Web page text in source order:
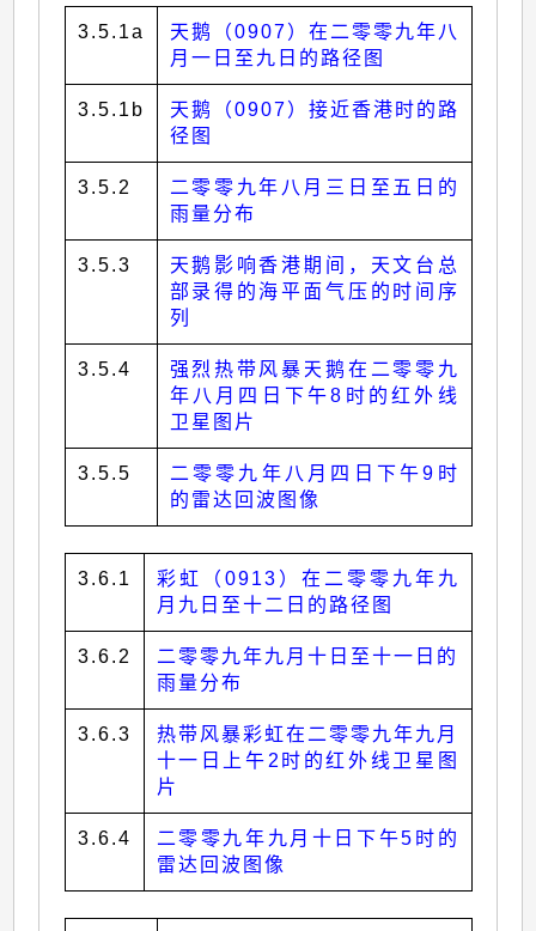
3.5.1a
天鹅（0907）在二零零九年八
月一日至九日的路径图
3.5.1b
天鹅（0907）接近香港时的路
径图
3.5.2
二零零九年八月三日至五日的
雨量分布
3.5.3
天鹅影响香港期间，天文台总
部录得的海平面气压的时间序
列
3.5.4
强烈热带风暴天鹅在二零零九
年八月四日下午8时的红外线
卫星图片
3.5.5
二零零九年八月四日下午9时
的雷达回波图像
3.6.1
彩虹（0913）在二零零九年九
月九日至十二日的路径图
3.6.2
二零零九年九月十日至十一日的
雨量分布
3.6.3
热带风暴彩虹在二零零九年九月
十一日上午2时的红外线卫星图
片
3.6.4
二零零九年九月十日下午5时的
雷达回波图像